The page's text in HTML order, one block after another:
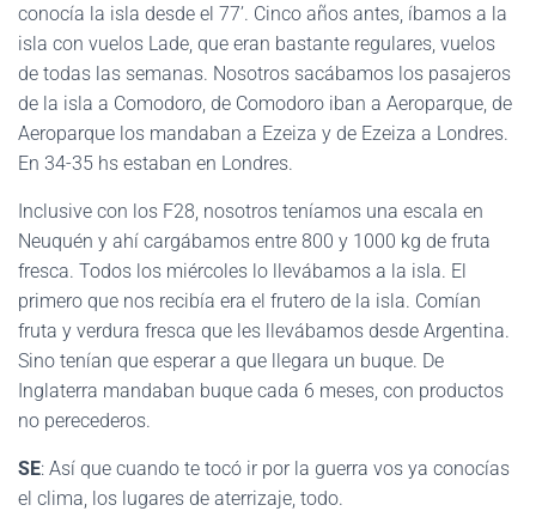
conocía la isla desde el 77’. Cinco años antes, íbamos a la
isla con vuelos Lade, que eran bastante regulares, vuelos
de todas las semanas. Nosotros sacábamos los pasajeros
de la isla a Comodoro, de Comodoro iban a Aeroparque, de
Aeroparque los mandaban a Ezeiza y de Ezeiza a Londres.
En 34-35 hs estaban en Londres.
Inclusive con los F28, nosotros teníamos una escala en
Neuquén y ahí cargábamos entre 800 y 1000 kg de fruta
fresca. Todos los miércoles lo llevábamos a la isla. El
primero que nos recibía era el frutero de la isla. Comían
fruta y verdura fresca que les llevábamos desde Argentina.
Sino tenían que esperar a que llegara un buque. De
Inglaterra mandaban buque cada 6 meses, con productos
no perecederos.
SE: Así que cuando te tocó ir por la guerra vos ya conocías
el clima, los lugares de aterrizaje, todo.